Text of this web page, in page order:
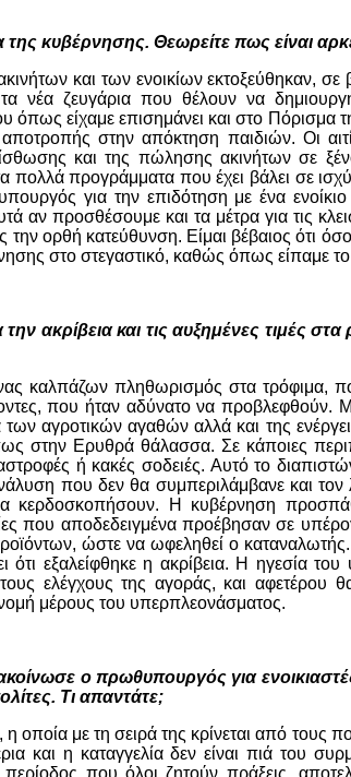
κυβέρνησης. Θεωρείτε πως είναι
ακινήτων και των ενοικίων εκτοξεύθηκαν,
νέα ζευγάρια που θέλουν να
όπως είχαμε επισημάνει και στο Πόρισμα
στην απόκτηση παιδιών. Οι
και της πώλησης ακινήτων σε
πολλά προγράμματα που έχει βάλει σε
για την επιδότηση με ένα ενοίκιο
αν προσθέσουμε και τα μέτρα για τις
ορθή κατεύθυνση. Είμαι βέβαιος ότι
στο στεγαστικό, καθώς όπως είπαμε
ακρίβεια και τις αυξημένες τιμές
καλπάζων πληθωρισμός στα τρόφιμα,
που ήταν αδύνατο να προβλεφθούν.
αγροτικών αγαθών αλλά και της
στην Ερυθρά θάλασσα. Σε κάποιες
ή κακές σοδειές. Αυτό το
που δεν θα συμπεριλάμβανε και τον
κερδοσκοπήσουν. Η κυβέρνηση
που αποδεδειγμένα προέβησαν σε
ώστε να ωφεληθεί ο
ότι εξαλείφθηκε η ακρίβεια. Η ηγεσία
τους ελέγχους της αγοράς, και αφετέρου
μέρους του υπερπλεονάσματος.
ο πρωθυπουργός για ενοικιαστές
Τι απαντάτε;
η οποία με τη σειρά της κρίνεται από τους
και η καταγγελία δεν είναι πιά του
που όλοι ζητούν πράξεις,